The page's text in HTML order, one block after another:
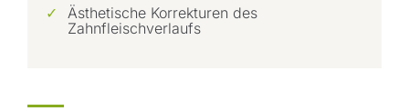
Ästhetische Korrekturen des
Zahnfleischverlaufs